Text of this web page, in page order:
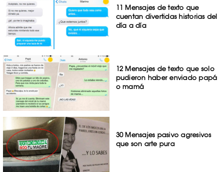
11 Mensajes de texto que
cuentan divertidas historias del
día a día
12 Mensajes de texto que solo
pudieron haber enviado papá
o mamá
30 Mensajes pasivo agresivos
que son arte pura